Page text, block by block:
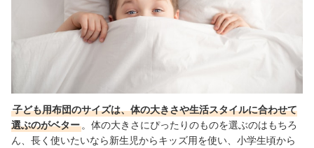
子ども用布団のサイズは、体の大きさや生活スタイルに合わせて
選ぶのがベター 。体の大きさにぴったりのものを選ぶのはもちろ
ん、長く使いたいなら新生児からキッズ用を使い、小学生頃から